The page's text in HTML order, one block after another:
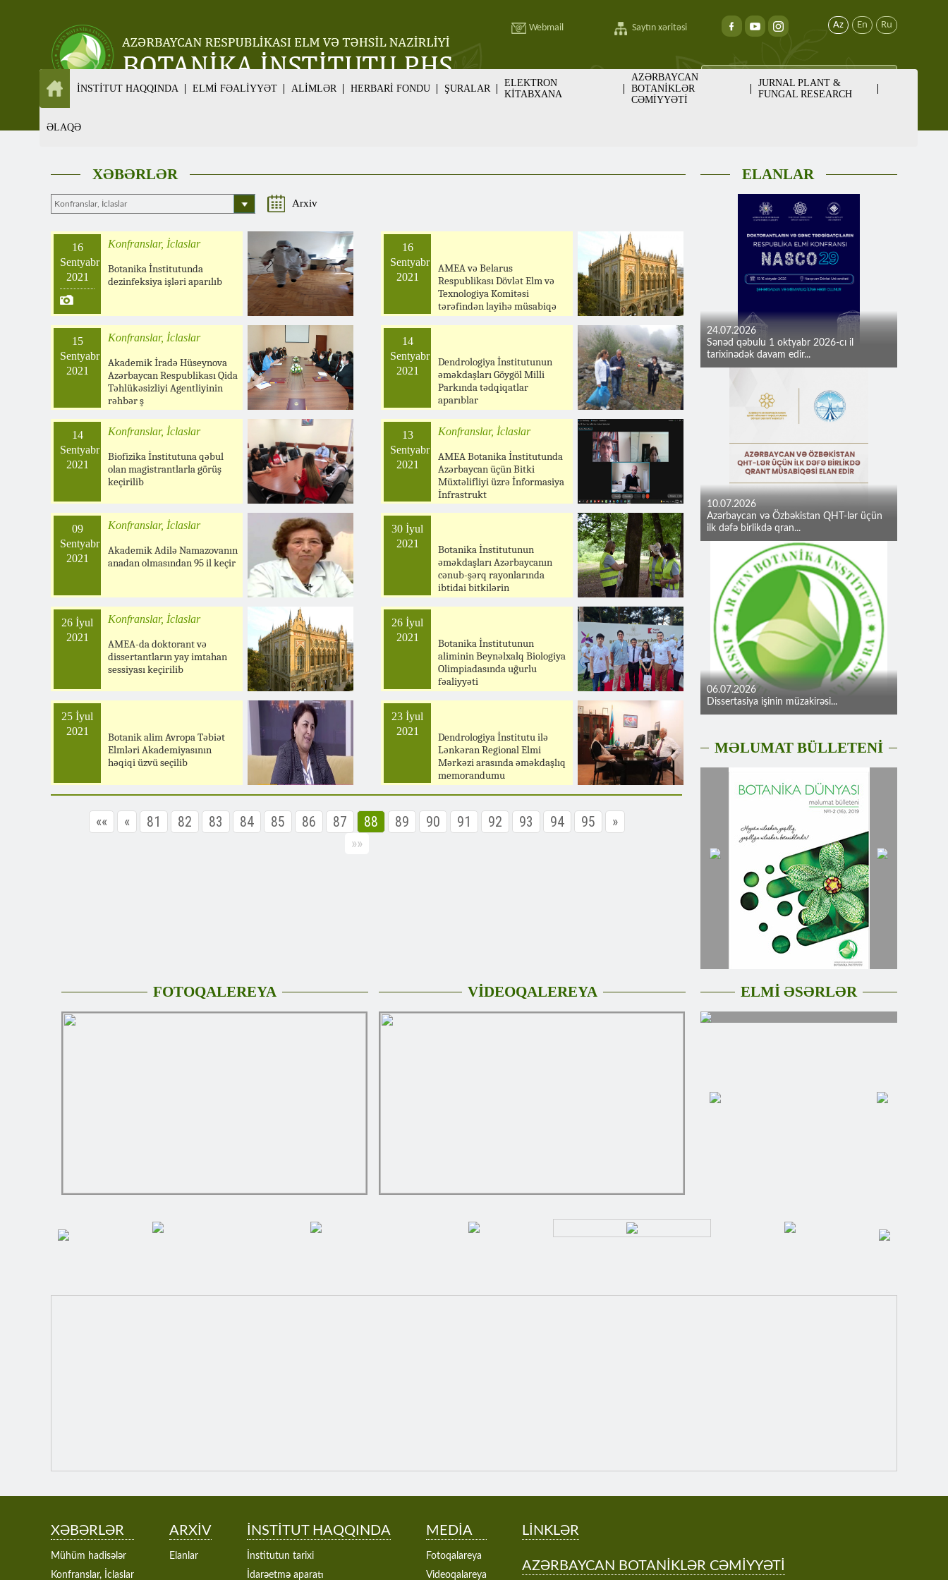
Webmail Saytın xəritəsi Az En Ru
İNSTİTUT HAQQINDA ELMİ FƏALİYYƏT ALİMLƏR HERBARİ FONDU ŞURALAR
ELEKTRON
KİTABXANA
AZƏRBAYCAN
BOTANİKLƏR
CƏMİYYƏTİ
JURNAL PLANT &
FUNGAL RESEARCH
ƏLAQƏ
XƏBƏRLƏR
Arxiv
16
Sentyabr
2021
Konfranslar, İclaslar
Botanika İnstitutunda
dezinfeksiya işləri aparılıb
16
Sentyabr
2021
AMEA və Belarus
Respublikası Dövlət Elm və
Texnologiya Komitəsi
tərəfindən layihə müsabiqə
15
Sentyabr
2021
Konfranslar, İclaslar
Akademik İradə Hüseynova
Azərbaycan Respublikası Qida
Təhlükəsizliyi Agentliyinin
rəhbər ş
14
Sentyabr
2021
Dendrologiya İnstitutunun
əməkdaşları Göygöl Milli
Parkında tədqiqatlar
aparıblar
14
Sentyabr
2021
Konfranslar, İclaslar
Biofizika İnstitutuna qəbul
olan magistrantlarla görüş
keçirilib
13
Sentyabr
2021
Konfranslar, İclaslar
AMEA Botanika İnstitutunda
Azərbaycan üçün Bitki
Müxtəlifliyi üzrə İnformasiya
İnfrastrukt
09
Sentyabr
2021
Konfranslar, İclaslar
Akademik Adilə Namazovanın
anadan olmasından 95 il keçir
30 İyul
2021
Botanika İnstitutunun
əməkdaşları Azərbaycanın
cənub-şərq rayonlarında
ibtidai bitkilərin
26 İyul
2021
Konfranslar, İclaslar
AMEA-da doktorant və
dissertantların yay imtahan
sessiyası keçirilib
26 İyul
2021
Botanika İnstitutunun
aliminin Beynəlxalq Biologiya
Olimpiadasında uğurlu
fəaliyyəti
25 İyul
2021
Botanik alim Avropa Təbiət
Elmləri Akademiyasının
həqiqi üzvü seçilib
23 İyul
2021
Dendrologiya İnstitutu ilə
Lənkəran Regional Elmi
Mərkəzi arasında əməkdaşlıq
memorandumu
«« « 81 82 83 84 85 86 87 88 89 90 91 92 93 94 95
»
»»
ELANLAR
24.07.2026
Sənəd qəbulu 1 oktyabr 2026-cı il
tarixinədək davam edir...
10.07.2026
Azərbaycan və Özbəkistan QHT-lər üçün
ilk dəfə birlikdə qran...
06.07.2026
Dissertasiya işinin müzakirəsi...
MƏLUMAT BÜLLETENİ
FOTOQALEREYA VİDEOQALEREYA ELMİ ƏSƏRLƏR
XƏBƏRLƏR
Mühüm hadisələr
Konfranslar, İclaslar
ARXİV
Elanlar
İNSTİTUT HAQQINDA
İnstitutun tarixi
İdarəetmə aparatı
MEDİA
Fotoqalareya
Videoqalareya
LİNKLƏR
AZƏRBAYCAN BOTANİKLƏR CƏMİYYƏTİ